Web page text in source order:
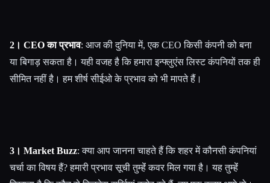
2। CEO का प्रभाव: आज की दुनिया में, एक CEO किसी कंपनी को बना
या बिगाड़ सकता है। यही वजह है कि हमारा इन्फ्लुएंस लिस्ट कंपनियों तक ही
सीमित नहीं है। हम शीर्ष सीईओ के प्रभाव को भी मापते हैं।
3। Market Buzz: क्या आप जानना चाहते हैं कि शहर में कौनसी कंपनियां
चर्चा का विषय हैं? हमारी प्रभाव सूची तुम्हेंं कवर मिल गया है। यह तुम्हेंं